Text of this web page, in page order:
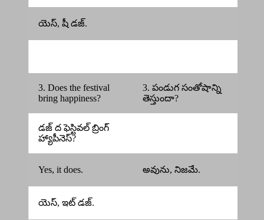
యెస్, షీ డజ్.
3. Does the festival
bring happiness?
3. పండుగ సంతోషాన్ని
తెస్తుందా?
డజ్ ద ఫెస్టివల్ బ్రింగ్
హ్యాపీనెస్?
Yes, it does. అవును, నిజమే.
యెస్, ఇట్ డజ్.